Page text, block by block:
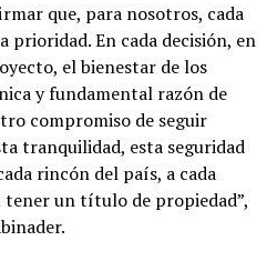
que, para nosotros, cada
prioridad. En cada decisión, en
el bienestar de los
y fundamental razón de
compromiso de seguir
tranquilidad, esta seguridad
rincón del país, a cada
tener un título de propiedad”,